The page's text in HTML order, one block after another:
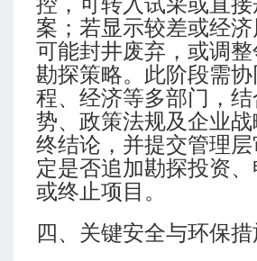
案；若显示较差或经济
可能封井废弃，或调
勘探策略。此阶段需
程、经济等多部门，
势、政策法规及企业
终结论，并提交管理
定是否追加勘探投资
或终止项目。
四、关键安全与环保